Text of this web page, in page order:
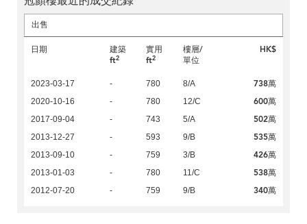
出售
日期
建築
ft2
實用
ft2
樓層/
單位
HK$
2023-03-17 - 780 8/A 738萬
2020-10-16 - 780 12/C 600萬
2017-09-04 - 743 5/A 502萬
2013-12-27 - 593 9/B 535萬
2013-09-10 - 759 3/B 426萬
2013-01-03 - 780 11/C 538萬
2012-07-20 - 759 9/B 340萬